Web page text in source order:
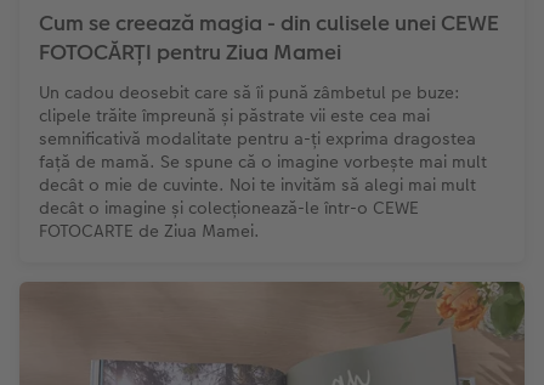
Cum se creează magia - din culisele unei CEWE
FOTOCĂRȚI pentru Ziua Mamei
Un cadou deosebit care să îi pună zâmbetul pe buze:
clipele trăite împreună și păstrate vii este cea mai
semnificativă modalitate pentru a-ți exprima dragostea
față de mamă. Se spune că o imagine vorbește mai mult
decât o mie de cuvinte. Noi te invităm să alegi mai mult
decât o imagine și colecționează-le într-o CEWE
FOTOCARTE de Ziua Mamei.